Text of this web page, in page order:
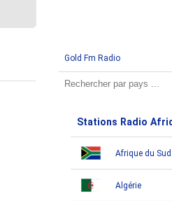
Gold Fm Radio
Stations Radio
Afrique du Sud
Algérie